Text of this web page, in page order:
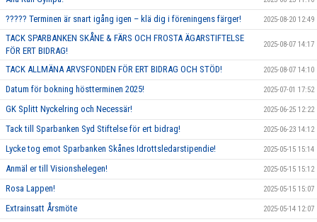
????? Terminen är snart igång igen – klä dig i föreningens färger! 2025-08-20 12:49
TACK SPARBANKEN SKÅNE & FÄRS OCH FROSTA ÄGARSTIFTELSE
FÖR ERT BIDRAG!
2025-08-07 14:17
TACK ALLMÄNA ARVSFONDEN FÖR ERT BIDRAG OCH STÖD! 2025-08-07 14:10
Datum för bokning höstterminen 2025! 2025-07-01 17:52
GK Splitt Nyckelring och Necessär! 2025-06-25 12:22
Tack till Sparbanken Syd Stiftelse för ert bidrag! 2025-06-23 14:12
Lycke tog emot Sparbanken Skånes Idrottsledarstipendie! 2025-05-15 15:14
Anmäl er till Visionshelegen! 2025-05-15 15:12
Rosa Lappen! 2025-05-15 15:07
Extrainsatt Årsmöte 2025-05-14 12:07